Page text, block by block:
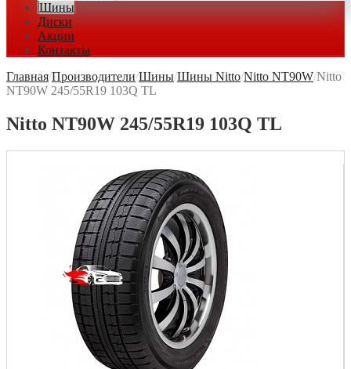
Шины
Диски
Акции
Контакты
Главная/Производители/Шины/Шины Nitto/Nitto NT90W/Nitto
NT90W 245/55R19 103Q TL
Nitto NT90W 245/55R19 103Q TL